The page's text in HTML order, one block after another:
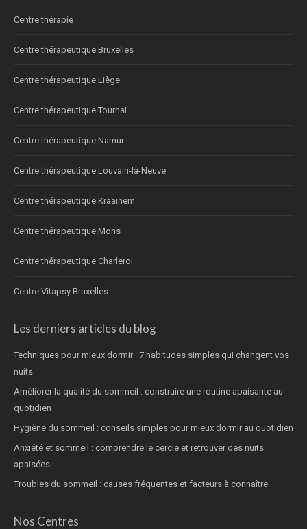
Centre thérapie
Centre thérapeutique Bruxelles
Centre thérapeutique Liège
Centre thérapeutique Tournai
Centre thérapeutique Namur
Centre thérapeutique Louvain-la-Neuve
Centre thérapeutique Kraainem
Centre thérapeutique Mons
Centre thérapeutique Charleroi
Centre Vitapsy Bruxelles
Les derniers articles du blog
Techniques pour mieux dormir : 7 habitudes simples qui changent vos
nuits
Améliorer la qualité du sommeil : construire une routine apaisante au
quotidien
Hygiène du sommeil : conseils simples pour mieux dormir au quotidien
Anxiété et sommeil : comprendre le cercle et retrouver des nuits
apaisées
Troubles du sommeil : causes fréquentes et facteurs à connaître
Nos Centres